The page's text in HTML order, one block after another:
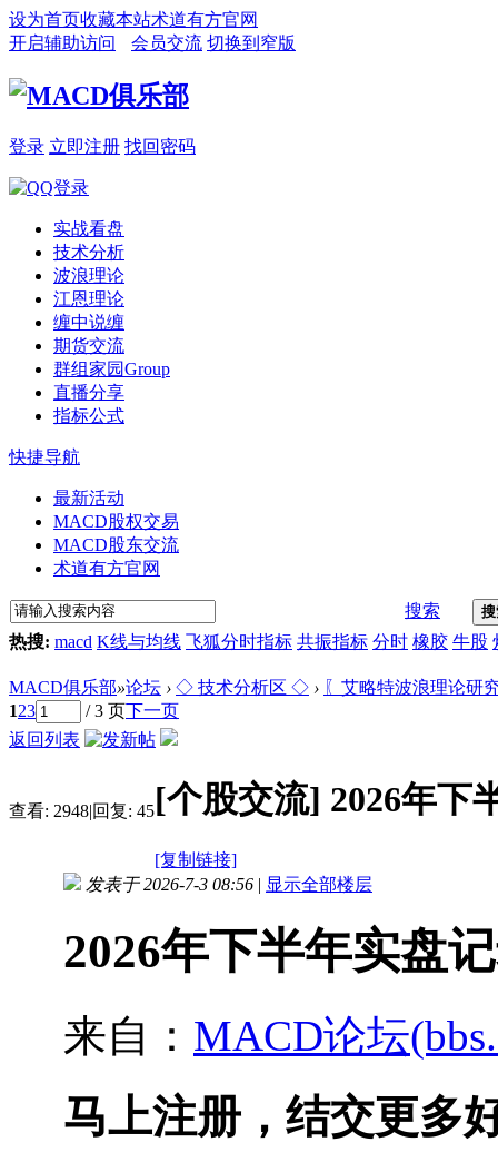
设为首页收藏本站术道有方官网
开启辅助访问
会员交流 切换到窄版
登录 立即注册 找回密码
实战看盘
技术分析
波浪理论
江恩理论
缠中说缠
期货交流
群组家园Group
直播分享
指标公式
快捷导航
最新活动
MACD股权交易
MACD股东交流
术道有方官网
搜索
热搜: macd K线与均线 飞狐分时指标 共振指标 分时 橡胶 牛股
MACD俱乐部»论坛 › ◇ 技术分析区 ◇ › 〖艾略特波浪理论研
123 / 3 页下一页
返回列表
查看: 2948|回复: 45[个股交流] 2026年下
[复制链接]
发表于 2026-7-3 08:56 | 显示全部楼层
2026年下半年实盘
来自： MACD论坛
马上注册，结交更多